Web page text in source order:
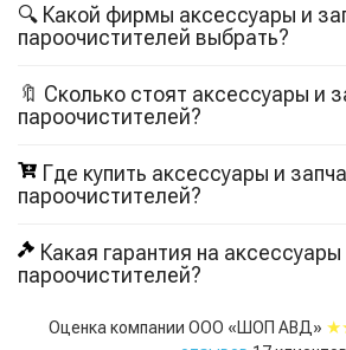
🔍 Какой фирмы аксессуары и
пароочистителей выбрать?
🔖 Сколько стоят аксессуары и
пароочистителей?
Где купить аксессуары и
пароочистителей?
Какая гарантия на
пароочистителей?
Оценка компании ООО «ШОП АВД»